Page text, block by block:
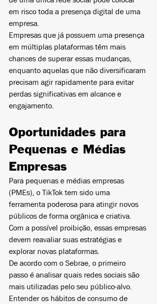
em risco toda a presença digital de uma
empresa.
Empresas que já possuem uma presença
em múltiplas plataformas têm mais
chances de superar essas mudanças,
enquanto aquelas que não diversificaram
precisam agir rapidamente para evitar
perdas significativas em alcance e
engajamento.
Oportunidades para
Pequenas e Médias
Empresas
Para pequenas e médias empresas
(PMEs), o TikTok tem sido uma
ferramenta poderosa para atingir novos
públicos de forma orgânica e criativa.
Com a possível proibição, essas empresas
devem reavaliar suas estratégias e
explorar novas plataformas.
De acordo com o Sebrae, o primeiro
passo é analisar quais redes sociais são
mais utilizadas pelo seu público-alvo.
Entender os hábitos de consumo de